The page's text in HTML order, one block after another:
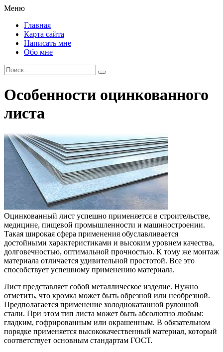
Меню
Главная
Карта сайта
Написать мне
Обо мне
Особенности оцинкованного
листа
Оцинкованный лист успешно применяется в строительстве,
медицине, пищевой промышленности и машиностроении.
Такая широкая сфера применения обуславливается
достойными характеристиками и высоким уровнем качества,
долговечностью, оптимальной прочностью. К тому же монтаж
материала отличается удивительной простотой. Все это
способствует успешному применению материала.
Лист представляет собой металлическое изделие. Нужно
отметить, что кромка может быть обрезной или необрезной.
Предполагается применение холоднокатанной рулонной
стали. При этом тип листа может быть абсолютно любым:
гладким, гофрированным или окрашенным. В обязательном
порядке применяется высококачественный материал, который
соответствует основным стандартам ГОСТ.